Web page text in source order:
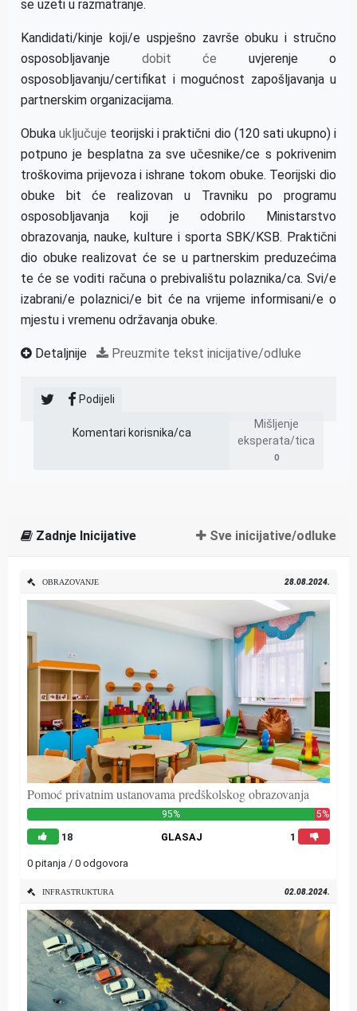
se uzeti u razmatranje.
Kandidati/kinje koji/e uspješno završe obuku i stručno
osposobljavanje dobit će uvjerenje o
osposobljavanju/certifikat i mogućnost zapošljavanja u
partnerskim organizacijama.
Obukauključuje teorijski i praktični dio (120 sati ukupno) i
potpuno je besplatna za sve učesnike/ce s pokrivenim
troškovima prijevoza i ishrane tokom obuke. Teorijski dio
obuke bit će realizovan u Travniku po programu
osposobljavanja koji je odobrilo Ministarstvo
obrazovanja, nauke, kulture i sporta SBK/KSB. Praktični
dio obuke realizovat će se u partnerskim preduzećima
te će se voditi računa o prebivalištu polaznika/ca. Svi/e
izabrani/e polaznici/e bit će na vrijeme informisani/e o
mjestu i vremenu održavanja obuke.
Detaljnije Preuzmite tekst inicijative/odluke
Podijeli
Mišljenje
0
Zadnje Inicijative Sve inicijative/odluke
OBRAZOVANJE 28.08.2024.
Pomoć privatnim ustanovama predškolskog obrazovanja
95% 5%
18 GLASAJ 1
0 pitanja / 0 odgovora
INFRASTRUKTURA 02.08.2024.